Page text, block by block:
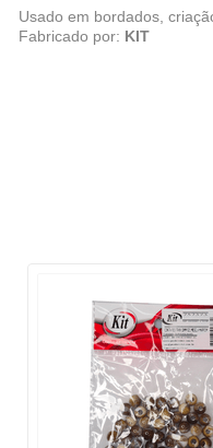
Usado em bordados,
Fabricado por: KIT